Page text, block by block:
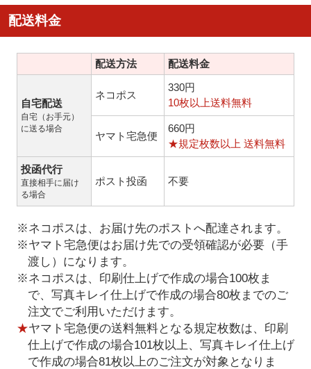
配送料金
配送方法 配送料金
自宅配送
自宅（お手元）
に送る場合
ネコポス
330円
10枚以上送料無料
ヤマト宅急便
660円
★規定枚数以上 送料無料
投函代行
直接相手に届け
る場合
ポスト投函 不要
※ネコポスは、お届け先のポストへ配達されます。
※ヤマト宅急便はお届け先での受領確認が必要（手
渡し）になります。
※ネコポスは、印刷仕上げで作成の場合100枚ま
で、写真キレイ仕上げで作成の場合80枚までのご
注文でご利用いただけます。
★ヤマト宅急便の送料無料となる規定枚数は、印刷
仕上げで作成の場合101枚以上、写真キレイ仕上げ
で作成の場合81枚以上のご注文が対象となりま